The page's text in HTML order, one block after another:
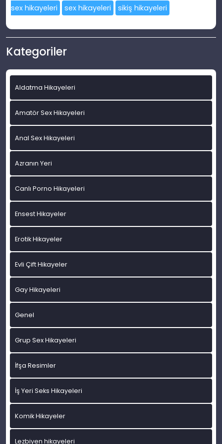
sex hikayeleri sex hikayeleri sikiş hikayeleri
Kategoriler
Aldatma Hikayeleri
Amatör Sex Hikayeleri
Anal Sex Hikayeleri
Azranın Yeri
Canlı Porno Hikayeleri
Ensest Hikayeler
Erotik Hikayeler
Evli Çift Hikayeler
Gay Hikayeleri
Genel
Grup Sex Hikayeleri
İfşa Resimler
İş Yeri Seks Hikayeleri
Komik Hikayeler
Lezbiyen hikayeleri